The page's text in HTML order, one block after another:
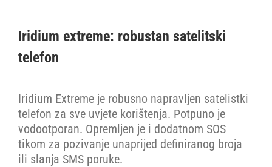
Iridium extreme: robustan satelitski
telefon
Iridium Extreme je robusno napravljen satelistki
telefon za sve uvjete korištenja. Potpuno je
vodootporan. Opremljen je i dodatnom SOS
tikom za pozivanje unaprijed definiranog broja
ili slanja SMS poruke.